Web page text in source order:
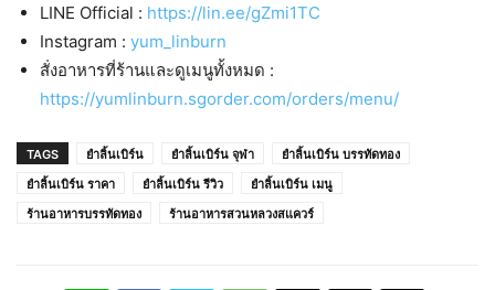
LINE Official : https://lin.ee/gZmi1TC
Instagram : yum_linburn
สั่งอาหารที่ร้านและดูเมนูทั้งหมด :
https://yumlinburn.sgorder.com/orders/menu/
TAGS ยำลิ้นเบิร์น ยำลิ้นเบิร์น จุฬา
ยำลิ้นเบิร์น บรรทัดทอง
ยำลิ้นเบิร์น ราคา
ยำลิ้นเบิร์น รีวิว
ยำลิ้นเบิร์น เมนู
ร้านอาหารบรรทัดทอง
ร้านอาหารสวนหลวงสแควร์